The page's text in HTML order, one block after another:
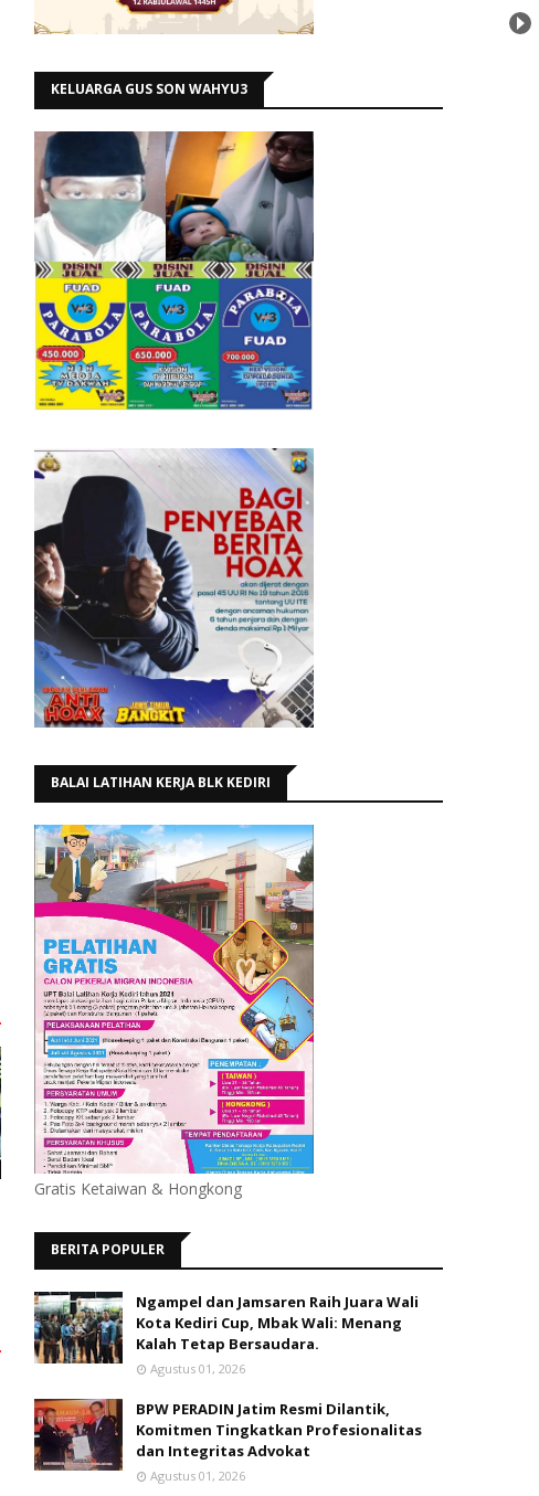
KELUARGA GUS SON WAHYU3
BALAI LATIHAN KERJA BLK KEDIRI
Gratis Ketaiwan & Hongkong
BERITA POPULER
Ngampel dan Jamsaren Raih Juara Wali
Kota Kediri Cup, Mbak Wali: Menang
Kalah Tetap Bersaudara.
Agustus 01, 2026
BPW PERADIN Jatim Resmi Dilantik,
Komitmen Tingkatkan Profesionalitas
dan Integritas Advokat
Agustus 01, 2026